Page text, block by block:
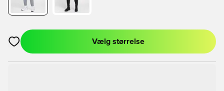
Åbner en Modal til at logge ind eller tilmelde dig som medlem
Vælg størrelse